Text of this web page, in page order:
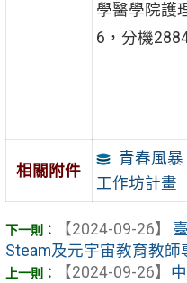
學醫學院護
6，分機
相關附件
青春風
工作坊計畫
【2024-09-26】
Steam及元宇宙教育教師
【2024-09-26】